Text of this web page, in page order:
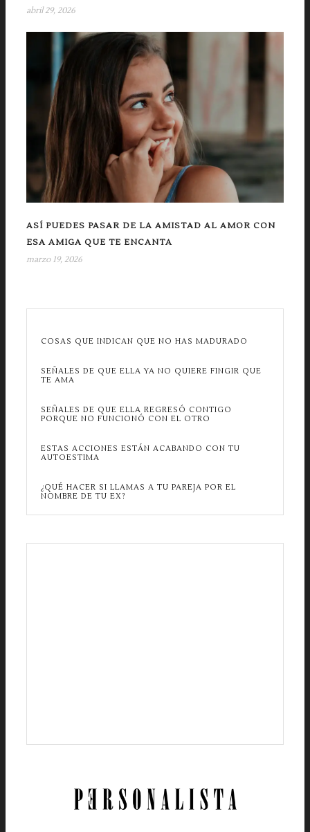
abril 29, 2026
ASÍ PUEDES PASAR DE LA AMISTAD AL AMOR CON
ESA AMIGA QUE TE ENCANTA
marzo 19, 2026
COSAS QUE INDICAN QUE NO HAS MADURADO
SEÑALES DE QUE ELLA YA NO QUIERE FINGIR QUE
TE AMA
SEÑALES DE QUE ELLA REGRESÓ CONTIGO
PORQUE NO FUNCIONÓ CON EL OTRO
ESTAS ACCIONES ESTÁN ACABANDO CON TU
AUTOESTIMA
¿QUÉ HACER SI LLAMAS A TU PAREJA POR EL
NOMBRE DE TU EX?